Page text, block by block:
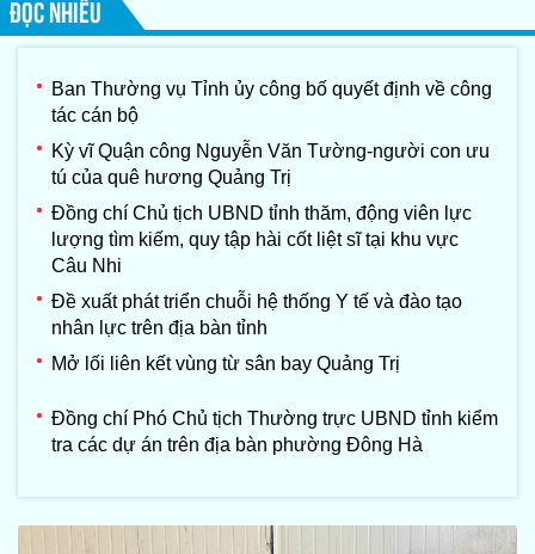
ĐỌC NHIỀU
Ban Thường vụ Tỉnh ủy công bố quyết định về công
tác cán bộ
Kỳ vĩ Quận công Nguyễn Văn Tường-người con ưu
tú của quê hương Quảng Trị
Đồng chí Chủ tịch UBND tỉnh thăm, động viên lực
lượng tìm kiếm, quy tập hài cốt liệt sĩ tại khu vực
Câu Nhi
Đề xuất phát triển chuỗi hệ thống Y tế và đào tạo
nhân lực trên địa bàn tỉnh
Mở lối liên kết vùng từ sân bay Quảng Trị
Đồng chí Phó Chủ tịch Thường trực UBND tỉnh kiểm
tra các dự án trên địa bàn phường Đông Hà